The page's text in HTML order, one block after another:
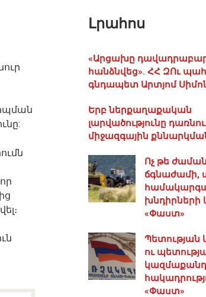
Լրահոս
«Արցախը
հանձնվեց». ՀՀ ԶՈւ
գնդապետ Արտյոմ
Երբ ներքաղաքական
լարվածությունը
միջազգային
Ոչ թե
ճգնաժամի,
խնդիրների
«Փաստ»
Պետության
ու
«Փաստ»